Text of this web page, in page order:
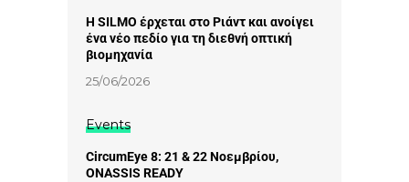
Η SILMO έρχεται στο Ριάντ και ανοίγει
ένα νέο πεδίο για τη διεθνή οπτική
βιομηχανία
25/06/2026
Events
CircumEye 8: 21 & 22 Νοεμβρίου,
ONASSIS READY